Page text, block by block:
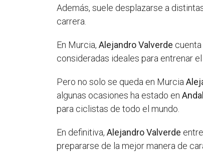
Además, suele desplazarse a
carrera.
En Murcia,Alejandro Valverde
consideradas ideales para entrenar
Pero no solo se queda en Murcia
algunas ocasiones ha estado en
para ciclistas de todo el mundo.
En definitiva,Alejandro Valverde
prepararse de la mejor manera de